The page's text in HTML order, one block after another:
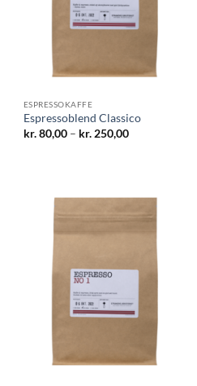
ESPRESSOKAFFE
Espressoblend Classico
kr.80,00 – kr.250,00Prisinterval: